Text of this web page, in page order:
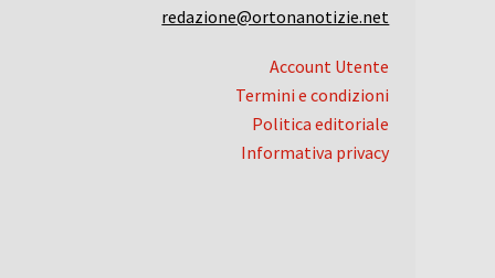
redazione@ortonanotizie.net
Account Utente
Termini e condizioni
Politica editoriale
Informativa privacy